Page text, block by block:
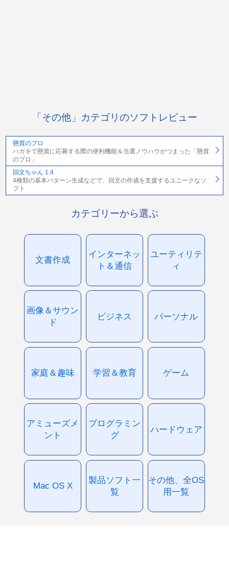
「その他」カテゴリのソフトレビュー
懸賞のプロ
ハガキで懸賞に応募する際の便利機能＆当選ノウハウがつまった「懸賞
のプロ」
回文ちゃん 1.4
4種類の基本パターン生成などで、回文の作成を支援するユニークなソ
フト
カテゴリーから選ぶ
文書作成
インターネッ
ト＆通信
ユーティリテ
ィ
画像＆サウン
ド
ビジネス パーソナル
家庭＆趣味 学習＆教育 ゲーム
アミューズメ
ント
プログラミン
グ
ハードウェア
Mac OS X
製品ソフト一
覧
その他、全OS
用一覧